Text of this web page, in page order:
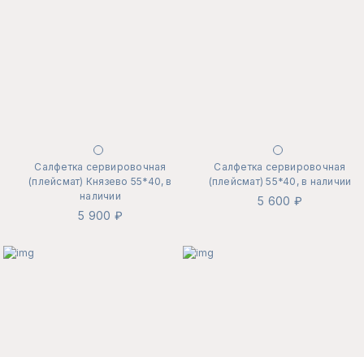
Салфетка сервировочная
(плейсмат) Князево 55*40, в
наличии
5 900 ₽
Салфетка сервировочная
(плейсмат) 55*40, в наличии
5 600 ₽